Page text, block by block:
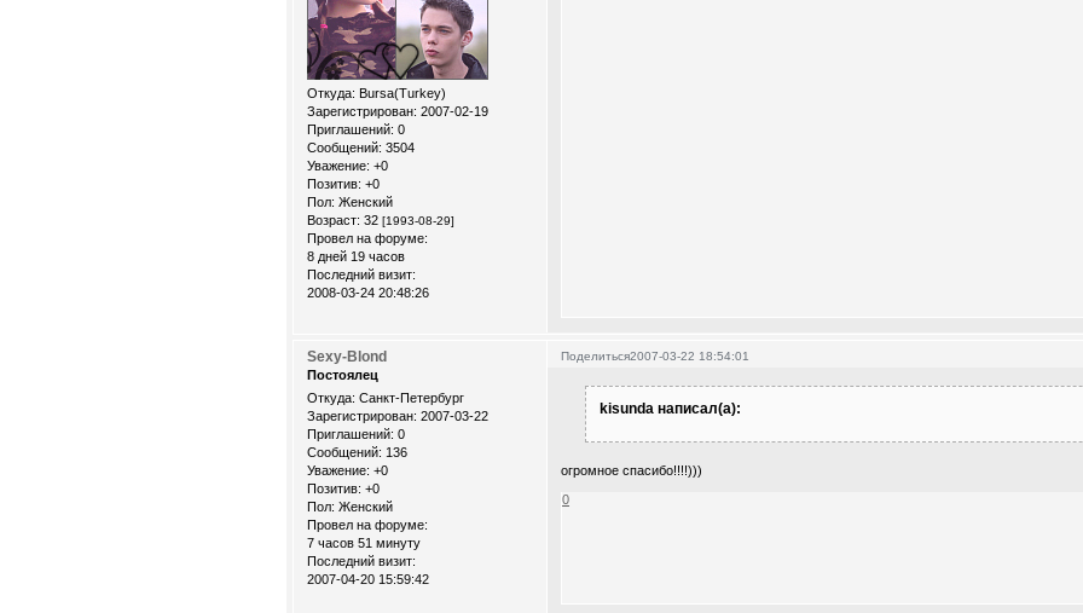
Откуда: Bursa(Turkey)
Зарегистрирован: 2007-02-19
Приглашений: 0
Сообщений: 3504
Уважение: +0
Позитив: +0
Пол: Женский
Возраст: 32 [1993-08-29]
Провел на форуме:
8 дней 19 часов
Последний визит:
2008-03-24 20:48:26
Поделиться2007-03-22 18:54:01
Sexy-Blond
Постоялец
Откуда: Санкт-Петербург
Зарегистрирован: 2007-03-22
Приглашений: 0
Сообщений: 136
Уважение: +0
Позитив: +0
Пол: Женский
Провел на форуме:
7 часов 51 минуту
Последний визит:
2007-04-20 15:59:42
kisunda написал(а):
огромное спасибо!!!!)))
0